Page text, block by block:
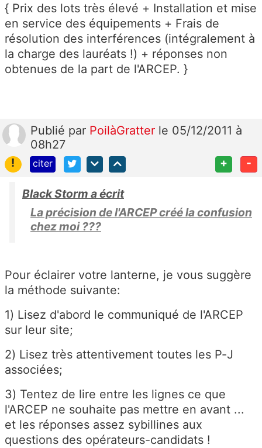
{ Prix des lots très élevé + Installation et mise
en service des équipements + Frais de
résolution des interférences (intégralement à
la charge des lauréats !) + réponses non
obtenues de la part de l'ARCEP. }
Publié par PoilàGratter le 05/12/2011 à
08h27
!
citer + -
Black Storm a écrit
La précision de l'ARCEP créé la confusion
chez moi ???
Pour éclairer votre lanterne, je vous suggère
la méthode suivante:
1) Lisez d'abord le communiqué de l'ARCEP
sur leur site;
2) Lisez très attentivement toutes les P-J
associées;
3) Tentez de lire entre les lignes ce que
l'ARCEP ne souhaite pas mettre en avant ...
et les réponses assez sybillines aux
questions des opérateurs-candidats !